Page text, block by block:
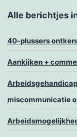
Alle berichtjes
40-plussers
Aankijken +
miscommunicatie